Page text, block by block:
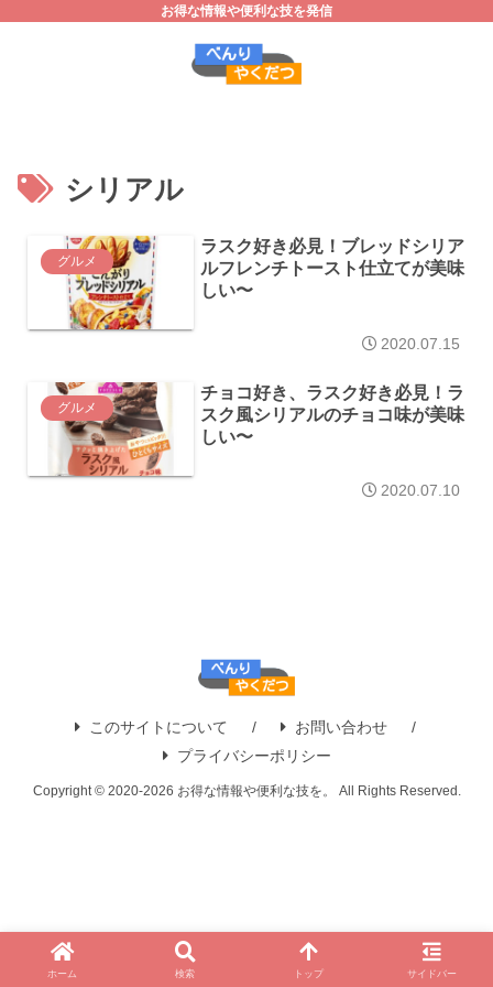
お得な情報や便利な技を発信
シリアル
グルメ
ラスク好き必見！ブレッドシリア
ルフレンチトースト仕立てが美味
しい〜
2020.07.15
グルメ
チョコ好き、ラスク好き必見！ラ
スク風シリアルのチョコ味が美味
しい〜
2020.07.10
このサイトについて
お問い合わせ
プライバシーポリシー
Copyright © 2020-2026 お得な情報や便利な技を。 All Rights Reserved.
ホーム 検索 トップ サイドバー